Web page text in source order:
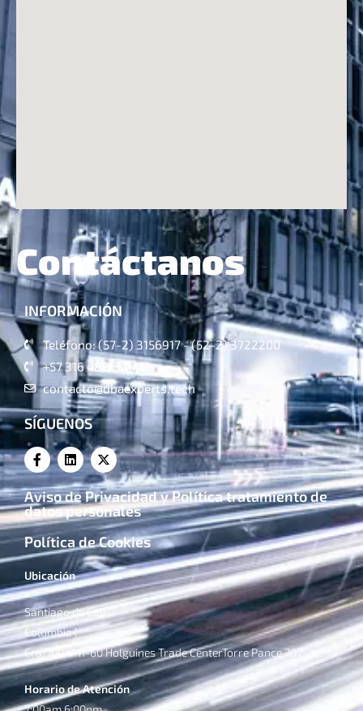
Contáctanos
INFORMACIÓN
Teléfono: (57-2) 3156917 - (52-2) 3722200
+57 316 4821324
contacto@dbaexperts.tech
SÍGUENOS
Aviso de Privacidad y Política tratamiento de
datos personales
Política de Cookies
Ubicación
Santiago de Cali
Colombia |
Cra. 100 # 11-60 Holguines Trade CenterTorre Pance 707
Horario de Atención